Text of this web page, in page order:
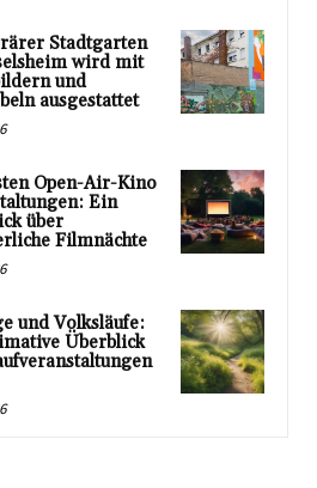
Stadtgarten
wird mit
und
ausgestattet
Open-Air-Kino
Ein
über
Filmnächte
und Volksläufe:
Überblick